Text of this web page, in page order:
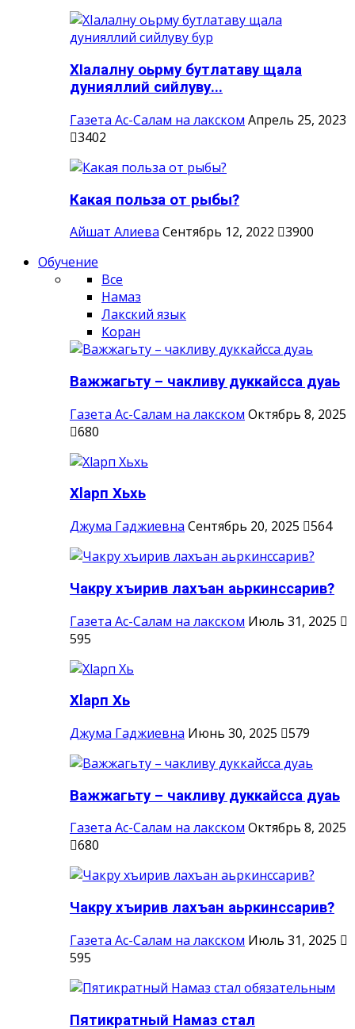
ХIалалну оьрму бутлатаву щала
дунияллий сийлуву...
Газета Ас-Салам на лакском Апрель 25, 2023
3402
Какая польза от рыбы?
Айшат Алиева Сентябрь 12, 2022
3900
Обучение
Все
Намаз
Лакский язык
Коран
Важжагьту – чакливу дуккайсса дуаь
Газета Ас-Салам на лакском Октябрь 8, 2025
680
Хlарп Хьхь
Джума Гаджиевна Сентябрь 20, 2025 564
Чакру хъирив лахъан аьркинссарив?
Газета Ас-Салам на лакском Июль 31, 2025
595
Хlарп Хь
Джума Гаджиевна Июнь 30, 2025 579
Важжагьту – чакливу дуккайсса дуаь
Газета Ас-Салам на лакском Октябрь 8, 2025
680
Чакру хъирив лахъан аьркинссарив?
Газета Ас-Салам на лакском Июль 31, 2025
595
Пятикратный Намаз стал